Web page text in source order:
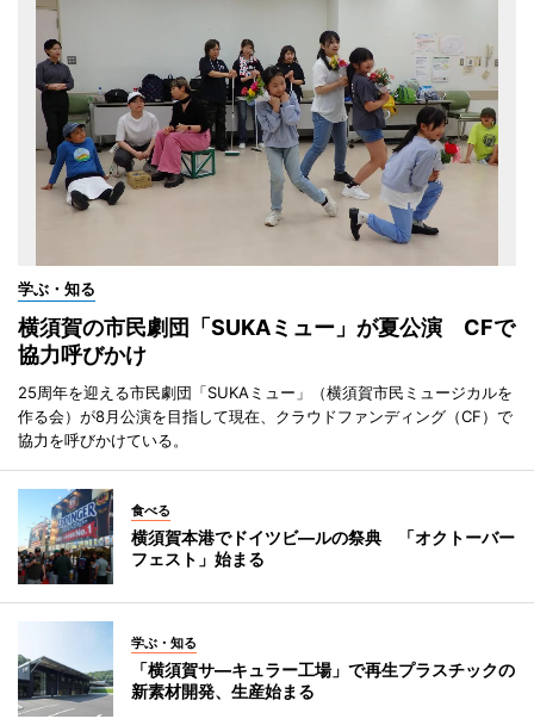
学ぶ・知る
横須賀の市民劇団「SUKAミュー」が夏公演 CFで
協力呼びかけ
25周年を迎える市民劇団「SUKAミュー」（横須賀市民ミュージカルを
作る会）が8月公演を目指して現在、クラウドファンディング（CF）で
協力を呼びかけている。
食べる
横須賀本港でドイツビ―ルの祭典 「オクトーバー
フェスト」始まる
学ぶ・知る
「横須賀サ―キュラー工場」で再生プラスチックの
新素材開発、生産始まる